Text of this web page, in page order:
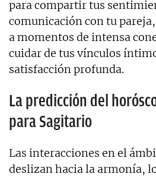
para compartir tus
comunicación con tu
a momentos de intensa
cuidar de tus vínculos
satisfacción profunda.
La predicción del
para Sagitario
Las interacciones en el
deslizan hacia la armonía,